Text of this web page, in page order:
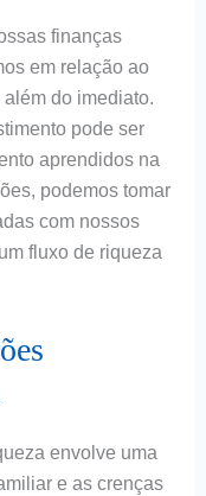
finanças
em relação ao
do imediato.
pode ser
aprendidos na
podemos tomar
com nossos
fluxo de riqueza
envolve uma
e as crenças